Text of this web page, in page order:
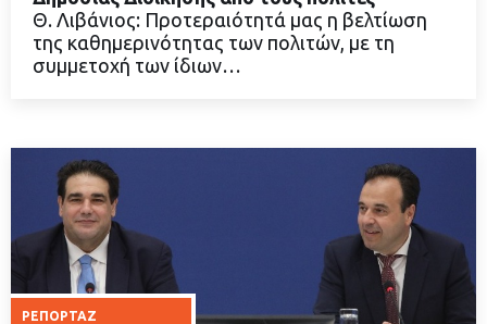
ΔΙΑΒΑΣΤΕ ΠΕΡΙΣΣΟΤΕΡΑ
Θ. Λιβάνιος: Προτεραιότητά μας η βελτίωση
της καθημερινότητας των πολιτών, με τη
συμμετοχή των ίδιων…
ΡΕΠΟΡΤΆΖ